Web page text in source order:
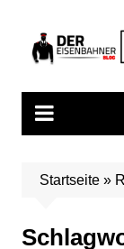
springen
Startseite»